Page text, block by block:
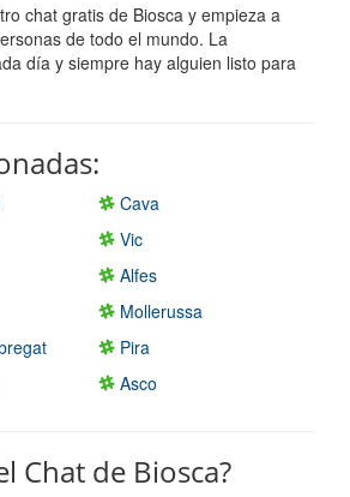
chat gratis de Biosca y empieza a
de todo el mundo. La
día y siempre hay alguien listo para
Cava
Vic
Alfes
Mollerussa
Pira
Asco
Chat de Biosca?